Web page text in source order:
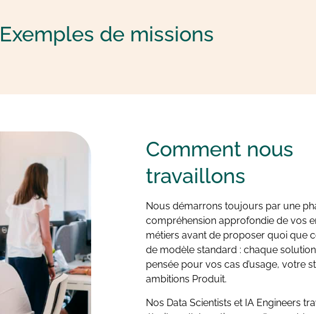
Exemples de missions
Comment nous
travaillons
Nous démarrons toujours par une
compréhension approfondie de vos
métiers avant de proposer quoi que
de modèle standard : chaque
pensée pour vos cas d’usage, votre
ambitions Produit.
Nos Data Scientists et IA Engineers